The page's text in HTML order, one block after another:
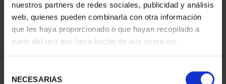
nuestros partners de redes sociales, publicidad y análisis
web, quienes pueden combinarla con otra información
que les haya proporcionado o que hayan recopilado a
partir del uso que haya hecho de sus servicios.
NECESARIAS